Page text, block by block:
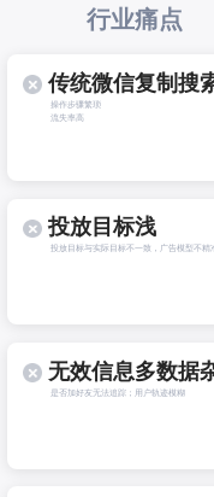
行业痛点
传统微信复制搜
操作步骤繁琐
流失率高
投放目标浅
投放目标与实际目标不一致，广告模型不精
无效信息多数据
是否加好友无法追踪；用户轨迹模糊